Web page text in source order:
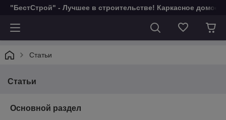
"БестСтрой" - Лучшее в строительстве! Каркасное
Статьи
Статьи
Основной раздел